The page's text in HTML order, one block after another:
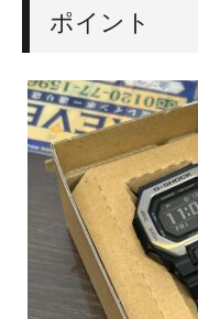
ポイント